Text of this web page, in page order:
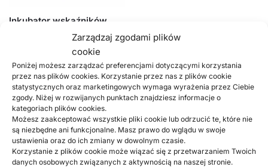
Zarządzaj zgodami plików
cookie
Poniżej możesz zarządzać preferencjami dotyczącymi korzystania
przez nas plików cookies. Korzystanie przez nas z plików cookie
statystycznych oraz marketingowych wymaga wyrażenia przez Ciebie
zgody. Niżej w rozwijanych punktach znajdziesz informacje o
kategoriach plików cookies.
Możesz zaakceptować wszystkie pliki cookie lub odrzucić te, które nie
są niezbędne ani funkcjonalne. Masz prawo do wglądu w swoje
ustawienia oraz do ich zmiany w dowolnym czasie.
Korzystanie z plików cookie może wiązać się z przetwarzaniem Twoich
danych osobowych związanych z aktywnością na naszej stronie.
Inkubator wskaźników
biologicznych, #1928
1463,41 zł
Dodaj do koszyka
Wyświetlanie jednego wyniku